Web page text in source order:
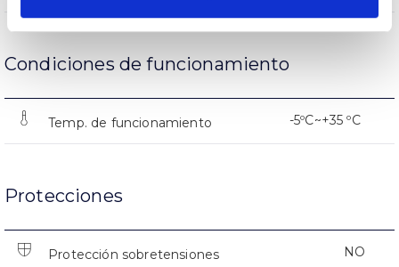
Condiciones de funcionamiento
Temp. de funcionamiento -5ºC~+35 ºC
Protecciones
Protección sobretensiones NO